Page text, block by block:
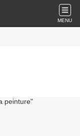
MENU